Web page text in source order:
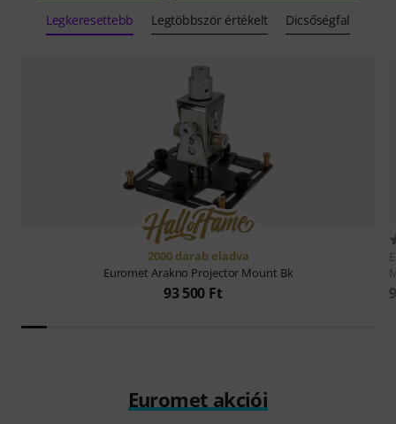
Legkeresettebb Legtöbbször értékelt Dicsőségfal
2000 darab eladva
Euromet Arakno Projector Mount Bk
93 500 Ft
Euromet akciói